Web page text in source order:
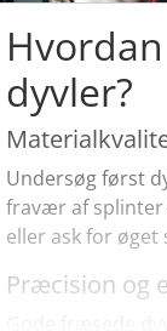
dyvler?
Undersøg først
fravær af splinter
eller ask for
Præcision og